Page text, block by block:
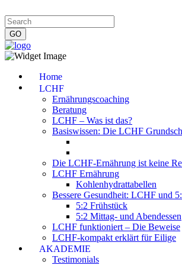
Home
LCHF
Ernährungscoaching
Beratung
LCHF – Was ist das?
Basiswissen: Die LCHF
Die LCHF-Ernährung ist keine
LCHF Ernährung
Kohlenhydrattabellen
Bessere Gesundheit: LCHF und
5:2 Frühstück
5:2 Mittag- und Abendessen
LCHF funktioniert – Die Beweise
LCHF-kompakt erklärt für Eilige
AKADEMIE
Testimonials